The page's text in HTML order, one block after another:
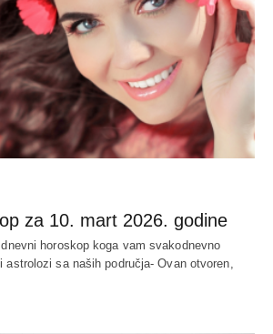
za 10. mart 2026. godine
horoskop koga vam svakodnevno
astrolozi sa naših područja- Ovan otvoren,